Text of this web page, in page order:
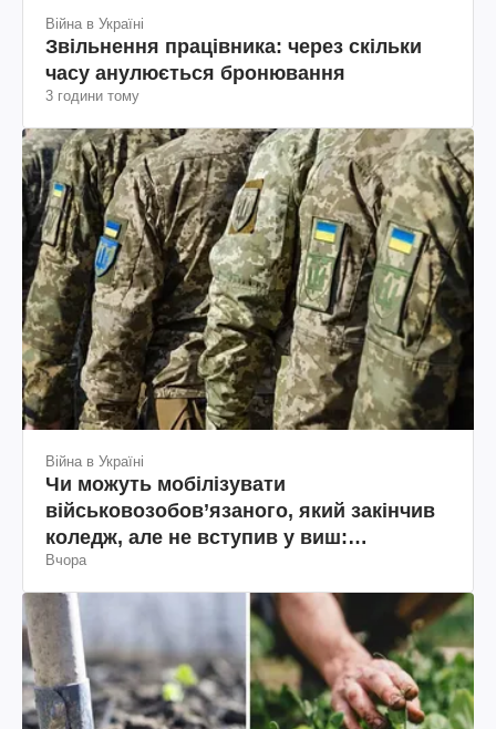
Війна в Україні
Звільнення працівника: через скільки
часу анулюється бронювання
3 години тому
Війна в Україні
Чи можуть мобілізувати
військовозобов’язаного, який закінчив
коледж, але не вступив у виш:
пояснення юриста
Вчора